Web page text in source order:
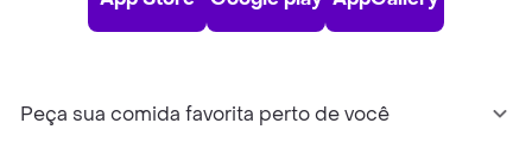
Peça sua comida favorita perto de você